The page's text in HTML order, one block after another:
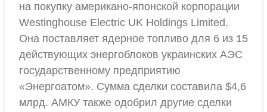
на покупку американо-японской корпорации
Westinghouse Electric UK Holdings Limited.
Она поставляет ядерное топливо для 6 из 15
действующих энергоблоков украинских АЭС
государственному предприятию
«Энергоатом». Сумма сделки составила $4,6
млрд. АМКУ также одобрил другие сделки